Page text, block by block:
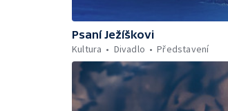
Psaní Ježíškovi
Kultura
Divadlo Představení